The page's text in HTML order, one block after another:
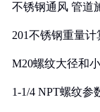
不锈钢通风 管道
201不锈钢重量
M20螺纹大径和
1-1/4 NPT螺纹参